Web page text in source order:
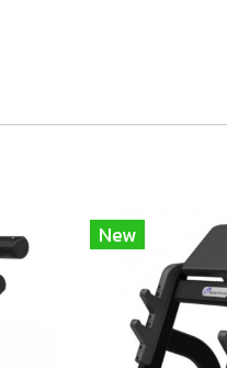
New